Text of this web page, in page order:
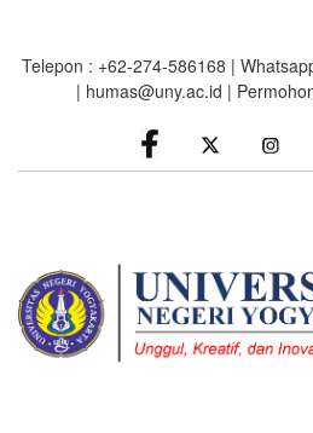
main
Telepon : +62-274-586168 |
| humas@uny.ac.id |
facebook